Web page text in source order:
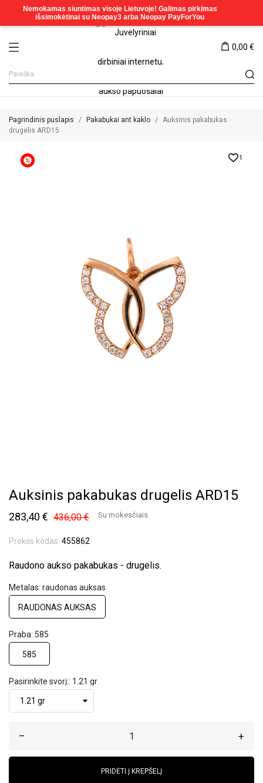
0,00 €
Pagrindinis puslapis Pakabukai ant kaklo
Auksinis pakabukas
drugelis ARD15
1
Auksinis pakabukas drugelis ARD15
283,40 € 436,00 € Su mokesčiais
Prekės kodas: 455862
Raudono aukso pakabukas - drugelis.
Metalas: raudonas auksas
RAUDONAS AUKSAS
Praba: 585
585
Pasirinkite svorį:: 1.21 gr
– +
PRIDĖTI Į KREPŠELĮ